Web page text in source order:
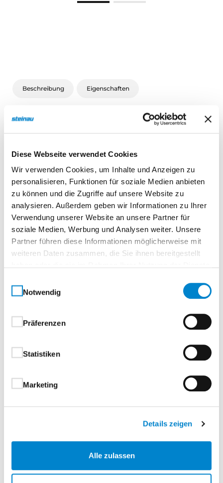
Diese Webseite verwendet Cookies
Wir verwenden Cookies, um Inhalte und Anzeigen zu
personalisieren, Funktionen für soziale Medien anbieten
zu können und die Zugriffe auf unsere Website zu
analysieren. Außerdem geben wir Informationen zu Ihrer
Verwendung unserer Website an unsere Partner für
soziale Medien, Werbung und Analysen weiter. Unsere
Partner führen diese Informationen möglicherweise mit
weiteren Daten zusammen, die Sie ihnen bereitgestellt
Notwendig
Präferenzen
Statistiken
Marketing
Details zeigen
Alle zulassen
Beschreibung Eigenschaften
Kontur 5 LA2 Echtlack Premium Weiß
Normtür, rundTürelement, Röhrenspanplatte
Kontur – Dezent und stilvoll. Zurückhaltende
Eleganz. Klassischer Stil.
Die Kontur Serie steht für schlichte Schönheit mit
Substanz. Mit ihrer zurückhaltend eleganten
wie moderne Wohnkonzepte ein – ohne auf Qualität
zu verzichten.Die hochwertige steinau Echtlack
Premium Oberfläche verleiht der Tür eine edle Optik,
ist zugleich robust und pflegeleicht – ideal für den
Dezentes, klassisches Design – zeitlos und
Echtlack Premium Oberfläche – langlebig,
Kombinierbar mit modernen wie klassischen
Zargen